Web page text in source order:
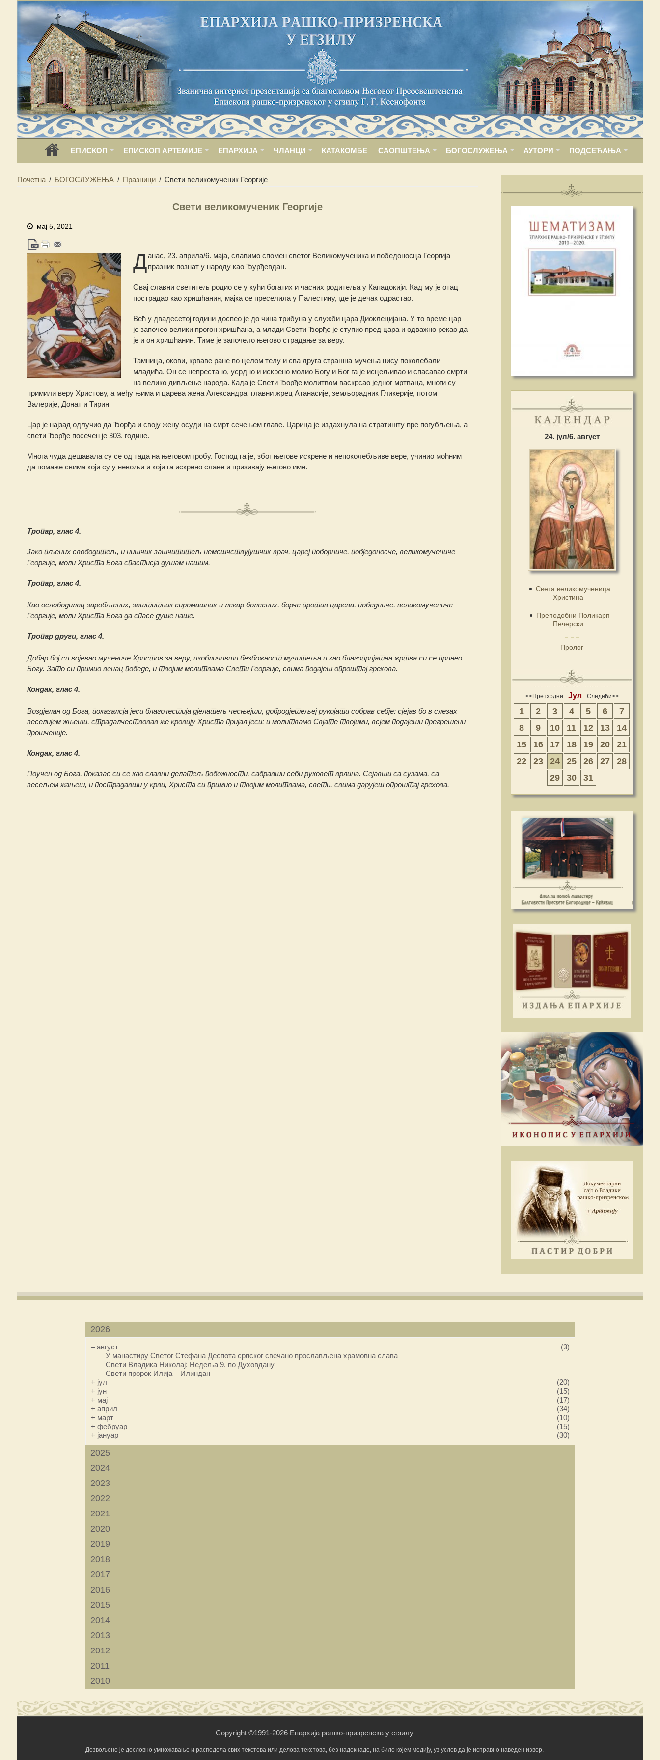
ЕПИСКОП ЕПИСКОП АРТЕМИЈЕ ЕПАРХИЈА ЧЛАНЦИ КАТАКОМБЕ САОПШТЕЊА БОГОСЛУЖЕЊА АУТОРИ ПОДСЕЋАЊА
Почетна / БОГОСЛУЖЕЊА / Празници / Свети великомученик Георгије
Свети великомученик Георгије
мај 5, 2021
Данас, 23. априла/6. маја, славимо спомен светог Великомученика и победоносца Георгија –
празник познат у народу као Ђурђевдан.
Овај славни светитељ родио се у кући богатих и часних родитеља у Кападокији. Кад му је отац
пострадао као хришћанин, мајка се преселила у Палестину, где је дечак одрастао.
Већ у двадесетој години доспео је до чина трибуна у служби цара Диоклецијана. У то време цар
је започео велики прогон хришћана, а млади Свети Ђорђе је ступио пред цара и одважно рекао да
је и он хришћанин. Тиме је започело његово страдање за веру.
Тамница, окови, крваве ране по целом телу и сва друга страшна мучења нису поколебали
младића. Он се непрестано, усрдно и искрено молио Богу и Бог га је исцељивао и спасавао смрти
на велико дивљење народа. Када је Свети Ђорђе молитвом васкрсао једног мртваца, многи су
примили веру Христову, а међу њима и царева жена Александра, главни жрец Атанасије, земљорадник Гликерије, потом
Валерије, Донат и Тирин.
Цар је најзад одлучио да Ђорђа и своју жену осуди на смрт сечењем главе. Царица је издахнула на стратишту пре погубљења, а
свети Ђорђе посечен је 303. године.
Многа чуда дешавала су се од тада на његовом гробу. Господ га је, због његове искрене и непоколебљиве вере, учинио моћним
да помаже свима који су у невољи и који га искрено славе и призивају његово име.
Тропар, глас 4.
Јако пљених свободитељ, и нишчих зашчититељ немошчствујушчих врач, цареј поборниче, побједоносче, великомучениче
Георгије, моли Христа Бога спастисја душам нашим.
Тропар, глас 4.
Као ослободилац заробљених, заштитник сиромашних и лекар болесних, борче против царева, победниче, великомучениче
Георгије, моли Христа Бога да спасе душе наше.
Тропар други, глас 4.
Добар бој си војевао мучениче Христов за веру, изобличивши безбожност мучитеља и као благопријатна жртва си се принео
Богу. Зато си примио венац победе, и твојим молитвама Свети Георгије, свима подајеш опроштај грехова.
Кондак, глас 4.
Воздјелан од Бога, показалсја јеси благочестија дјелатељ чесњејши, добродјетељеј рукојати собрав себје: сјејав бо в слезах
веселијем жњеши, страдалчествовав же кровију Христа пријал јеси: и молитвамо Свјате твојими, всјем подајеши прегрешени
прошченије.
Кондак, глас 4.
Поучен од Бога, показао си се као славни делатељ побожности, сабравши себи руковет врлина. Сејавши са сузама, са
весељем жањеш, и пострадавши у крви, Христа си примио и твојим молитвама, свети, свима дарујеш опроштај грехова.
24. јул/6. август
Света великомученица
Христина
Преподобни Поликарп
Печерски
Пролог
<<Претходни Јул Следећи>>
1 2 3 4 5 6
7
8
9 10 11 12 13
14
15
16 17 18 19 20
21
22
23 24 25 26 27
28
29
30 31
2026
–август
(3)
У манастиру Светог Стефана Деспота српског свечано прослављена храмовна слава
Свети Владика Николај: Недеља 9. по Духовдану
Свети пророк Илија – Илиндан
+ јул
(20)
+ јун
(15)
+ мај
(17)
+ април
(34)
+ март
(10)
+ фебруар
(15)
+ јануар (30)
2025
2024
2023
2022
2021
2020
2019
2018
2017
2016
2015
2014
2013
2012
2011
2010
Copyright ©1991-2026 Епархија рашко-призренска у егзилу
Дозвољено је дословно умножавање и расподела свих текстова или делова текстова, без надокнаде, на било којем медију, уз услов да је исправно наведен извор.